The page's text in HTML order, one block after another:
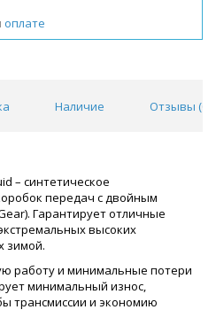
оплате
Наличие Отзывы (0
– синтетическое
передач с двойным
Гарантирует отличные
высоких
зимой.
работу и минимальные потери
минимальный износ,
трансмиссии и экономию